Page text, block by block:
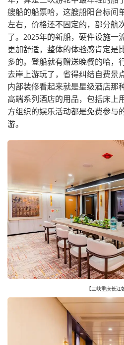
艘船的船票哈，这艘船阳台标间
左右，价格还不固定的，部分航
了。2025年的新船，硬件设施一
更加舒适，整体的体验感肯定是
多的。登船就有赠送晚餐的哈，
去岸上游玩了，省得纠结自费景
内部装修看起来就是星级酒店那
高端系列酒店的用品，包括床上
方组织的娱乐活动都是免费参与
游。
【三峡重庆长江